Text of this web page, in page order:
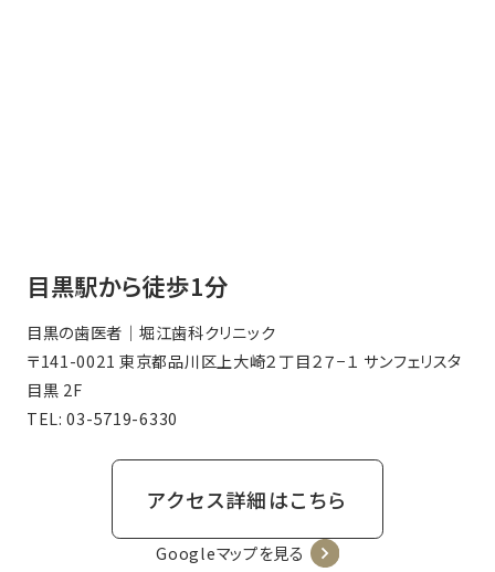
目黒駅から徒歩1分
目黒の歯医者｜堀江歯科クリニック
〒141-0021 東京都品川区上大崎２丁目２７−１ サンフェリスタ
目黒 2F
TEL:03-5719-6330
アクセス詳細はこちら
Googleマップを見る